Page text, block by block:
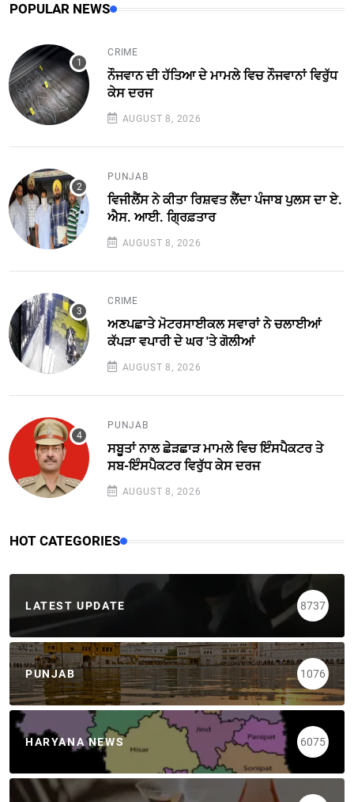
POPULAR NEWS
CRIME
ਨੌਜਵਾਨ ਦੀ ਹੱਤਿਆ ਦੇ ਮਾਮਲੇ ਵਿਚ ਨੌਜਵਾਨਾਂ ਵਿਰੁੱਧ
ਕੇਸ ਦਰਜ
AUGUST 8, 2026
PUNJAB
ਵਿਜੀਲੈਂਸ ਨੇ ਕੀਤਾ ਰਿਸ਼ਵਤ ਲੈਂਦਾ ਪੰਜਾਬ ਪੁਲਸ ਦਾ ਏ.
ਐਸ. ਆਈ. ਗ੍ਰਿਫ਼ਤਾਰ
AUGUST 8, 2026
CRIME
ਅਣਪਛਾਤੇ ਮੋਟਰਸਾਈਕਲ ਸਵਾਰਾਂ ਨੇ ਚਲਾਈਆਂ
ਕੱਪੜਾ ਵਪਾਰੀ ਦੇ ਘਰ 'ਤੇ ਗੋਲੀਆਂ
AUGUST 8, 2026
PUNJAB
ਸਬੂਤਾਂ ਨਾਲ ਛੇੜਛਾੜ ਮਾਮਲੇ ਵਿਚ ਇੰਸਪੈਕਟਰ ਤੇ
ਸਬ-ਇੰਸਪੈਕਟਰ ਵਿਰੁੱਧ ਕੇਸ ਦਰਜ
AUGUST 8, 2026
HOT CATEGORIES
LATEST UPDATE 8737
PUNJAB 1076
HARYANA NEWS 6075